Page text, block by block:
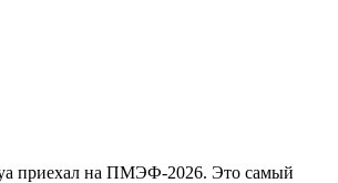
приехал на ПМЭФ-2026. Это самый